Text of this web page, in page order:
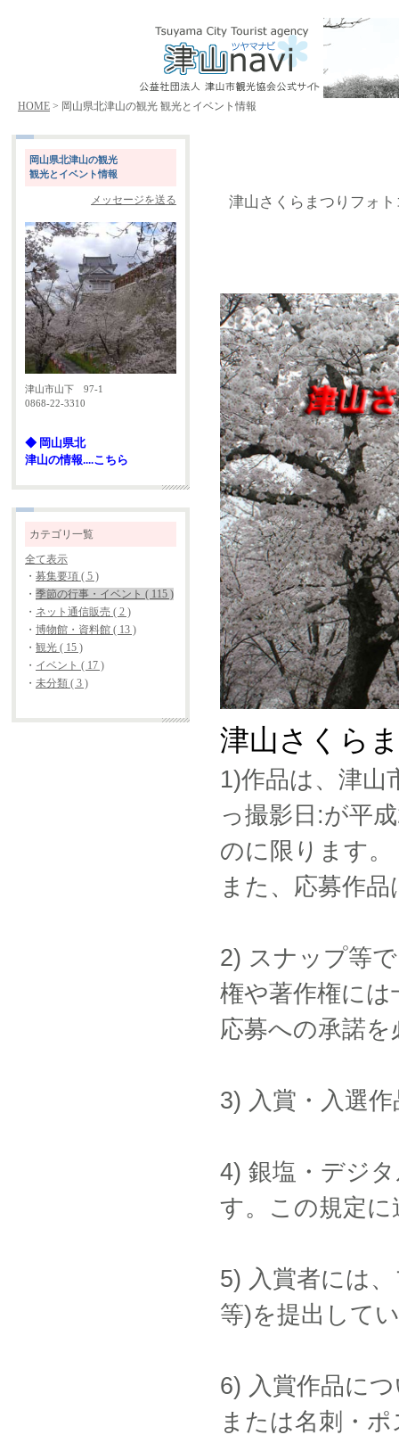
HOME > 岡山県北津山の観光 観光とイベント情報
岡山県北津山の観光
観光とイベント情報
メッセージを送る
津山市山下 97-1
0868-22-3310
◆ 岡山県北
津山の情報....こちら
カテゴリ一覧
全て表示
・ 募集要項 ( 5 )
・ 季節の行事・イベント ( 115 )
・ ネット通信販売 ( 2 )
・ 博物館・資料館 ( 13 )
・ 観光 ( 15 )
・ イベント ( 17 )
・ 未分類 ( 3 )
津山さくらまつりフォ
津山さくら
1)作品は、津山
っ撮影日:が平
のに限ります。
また、応募作
2) スナップ等
権や著作権に
応募への承諾
3) 入賞・入選
4) 銀塩・デジ
す。この規定
5) 入賞者には
等)を提出して
6) 入賞作品に
または名刺・